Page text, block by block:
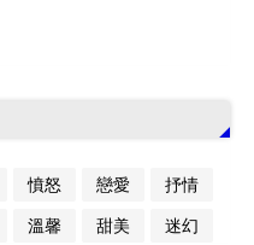
憤怒 戀愛
抒情
溫馨 甜美 迷幻